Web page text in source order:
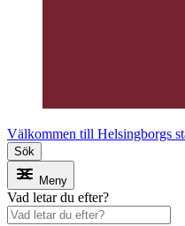
Välkommen till Helsingborgs
Sök
Meny
Vad letar du efter?